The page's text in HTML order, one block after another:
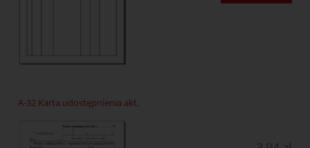
A-32 Karta udostępnienia akt,